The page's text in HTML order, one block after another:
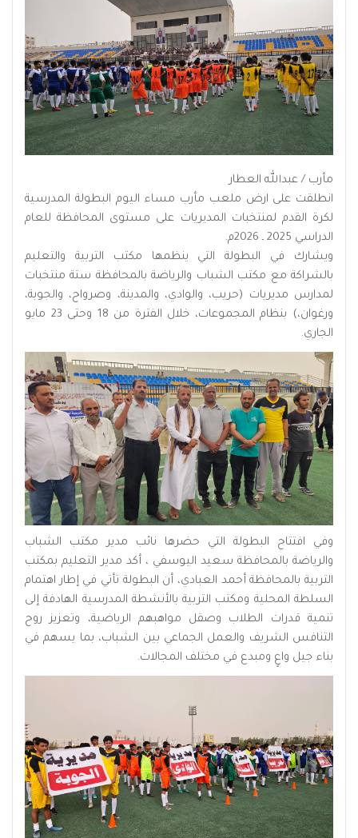
مأرب / عبدالله العطار
انطلقت على ارض ملعب مأرب مساء اليوم البطولة المدرسية
لكرة القدم لمنتخبات المديريات على مستوى المحافظة للعام
الدراسي 2025 ـ 2026م.
ويشارك في البطولة التي ينظمها مكتب التربية والتعليم
بالشراكة مع مكتب الشباب والرياضة بالمحافظة ستة منتخبات
لمدارس مديريات (حريب، والوادي، والمدينة، وصرواح، والجوبة،
ورغوان،) بنظام المجموعات، خلال الفترة من 18 وحتى 23 مايو
الجاري.
وفي افتتاح البطولة التي حضرها نائب مدير مكتب الشباب
والرياضة بالمحافظة سعيد اليوسفي ، أكد مدير التعليم بمكتب
التربية بالمحافظة أحمد العبادي، أن البطولة تأتي في إطار اهتمام
السلطة المحلية ومكتب التربية بالأنشطة المدرسية الهادفة إلى
تنمية قدرات الطلاب وصقل مواهبهم الرياضية، وتعزيز روح
التنافس الشريف والعمل الجماعي بين الشباب، بما يسهم في
بناء جيل واعٍ ومبدع في مختلف المجالات.